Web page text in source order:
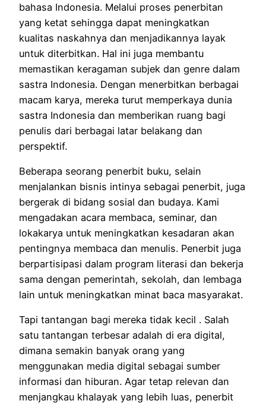
bahasa Indonesia. Melalui proses penerbitan
yang ketat sehingga dapat meningkatkan
kualitas naskahnya dan menjadikannya layak
untuk diterbitkan. Hal ini juga membantu
memastikan keragaman subjek dan genre dalam
sastra Indonesia. Dengan menerbitkan berbagai
macam karya, mereka turut memperkaya dunia
sastra Indonesia dan memberikan ruang bagi
penulis dari berbagai latar belakang dan
perspektif.
Beberapa seorang penerbit buku, selain
menjalankan bisnis intinya sebagai penerbit, juga
bergerak di bidang sosial dan budaya. Kami
mengadakan acara membaca, seminar, dan
lokakarya untuk meningkatkan kesadaran akan
pentingnya membaca dan menulis. Penerbit juga
berpartisipasi dalam program literasi dan bekerja
sama dengan pemerintah, sekolah, dan lembaga
lain untuk meningkatkan minat baca masyarakat.
Tapi tantangan bagi mereka tidak kecil . Salah
satu tantangan terbesar adalah di era digital,
dimana semakin banyak orang yang
menggunakan media digital sebagai sumber
informasi dan hiburan. Agar tetap relevan dan
menjangkau khalayak yang lebih luas, penerbit